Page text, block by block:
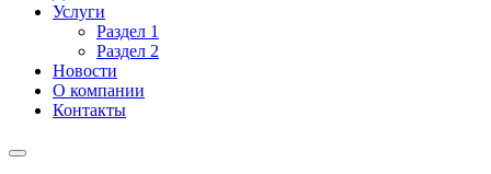
Услуги
Раздел 1
Раздел 2
Новости
О компании
Контакты